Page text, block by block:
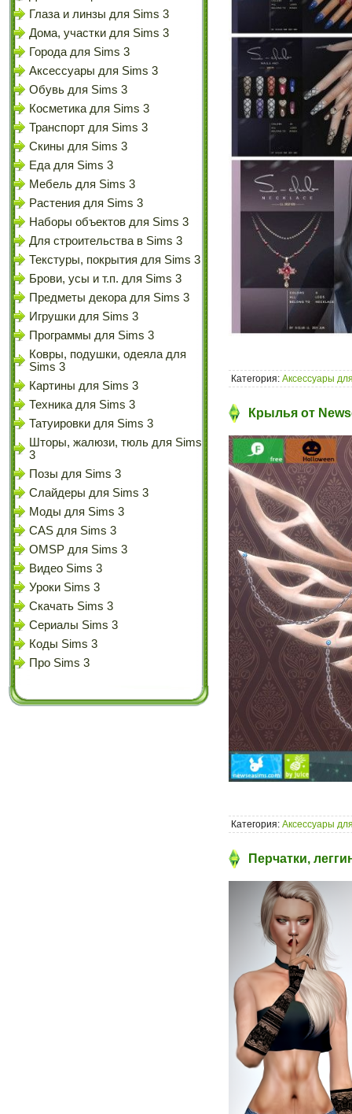
Глаза и линзы для Sims 3
Дома, участки для Sims 3
Города для Sims 3
Аксессуары для Sims 3
Обувь для Sims 3
Косметика для Sims 3
Транспорт для Sims 3
Скины для Sims 3
Еда для Sims 3
Мебель для Sims 3
Растения для Sims 3
Наборы объектов для Sims 3
Для строительства в Sims 3
Текстуры, покрытия для Sims 3
Брови, усы и т.п. для Sims 3
Предметы декора для Sims 3
Игрушки для Sims 3
Программы для Sims 3
Ковры, подушки, одеяла для
Sims 3
Картины для Sims 3
Техника для Sims 3
Татуировки для Sims 3
Шторы, жалюзи, тюль для Sims
3
Позы для Sims 3
Слайдеры для Sims 3
Моды для Sims 3
CAS для Sims 3
OMSP для Sims 3
Видео Sims 3
Уроки Sims 3
Скачать Sims 3
Сериалы Sims 3
Коды Sims 3
Про Sims 3
Категория: Аксессуары
Крылья от
Категория: Аксессуары
Перчатки,